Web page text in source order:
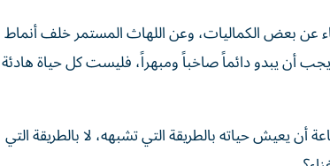
عن بعض الكماليات، وعن اللهاث المستمر خلف أنماط
أن يبدو دائماً صاخباً ومبهراً، فليست كل حياة هادئة
أن يعيش حياته بالطريقة التي تشبهه، لا بالطريقة التي